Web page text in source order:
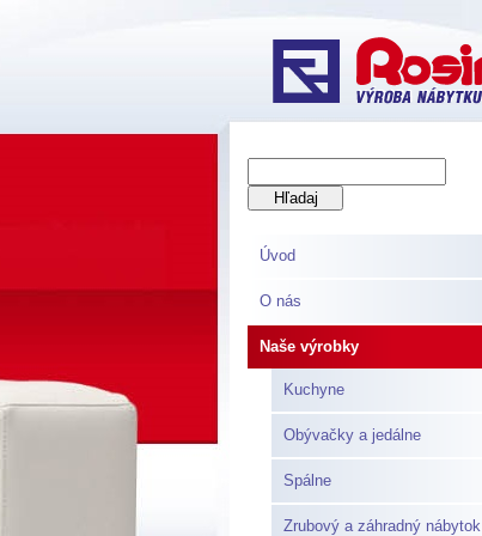
Úvod
O nás
Naše výrobky
Kuchyne
Obývačky a jedálne
Spálne
Zrubový a záhradný nábytok